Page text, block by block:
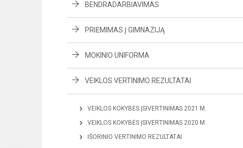
BENDRADARBIAVIMAS
PRIĖMIMAS Į GIMNAZIJĄ
MOKINIO UNIFORMA
VEIKLOS VERTINIMO REZULTATAI
VEIKLOS KOKYBĖS ĮSIVERTINIMAS 2021 M.
VEIKLOS KOKYBĖS ĮSIVERTINIMAS 2020 M.
IŠORINIO VERTINIMO REZULTATAI